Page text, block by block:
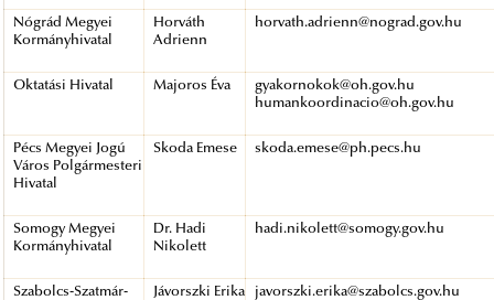
Nógrád Megyei
Kormányhivatal
Horváth
Adrienn
horvath.adrienn@nograd.gov.hu
Oktatási Hivatal Majoros Éva
gyakornokok@oh.gov.hu
humankoordinacio@oh.gov.hu
Pécs Megyei Jogú
Város Polgármesteri
Hivatal
Skoda Emese skoda.emese@ph.pecs.hu
Somogy Megyei
Kormányhivatal
Dr. Hadi
Nikolett
hadi.nikolett@somogy.gov.hu
Szabolcs-Szatmár-
Jávorszki Erika javorszki.erika@szabolcs.gov.hu